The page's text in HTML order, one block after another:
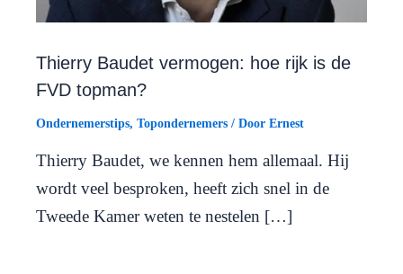
Thierry Baudet vermogen: hoe rijk is de
FVD topman?
Ondernemerstips, Topondernemers / Door Ernest
Thierry Baudet, we kennen hem allemaal. Hij
wordt veel besproken, heeft zich snel in de
Tweede Kamer weten te nestelen […]